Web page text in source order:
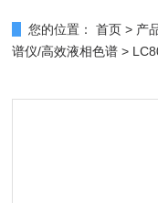
您的位置： 首页 > 产
谱仪/高效液相色谱 >